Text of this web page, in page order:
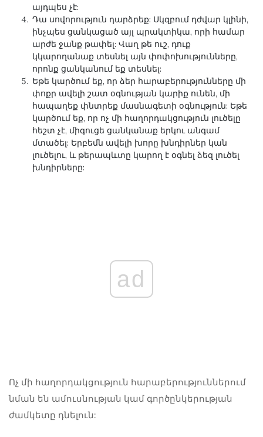
այդպես չէ:
Դա սովորություն դարձրեք: Սկզբում դժվար կլինի,
ինչպես ցանկացած այլ պրակտիկա, որի համար
արժե ջանք թափել: Վաղ թե ուշ, դուք
կկարողանաք տեսնել այն փոփոխությունները,
որոնք ցանկանում եք տեսնել:
Եթե ​​կարծում եք, որ ձեր հարաբերությունները մի
փոքր ավելի շատ օգնության կարիք ունեն, մի
հապաղեք փնտրեք մասնագետի օգնություն: Եթե ​​
կարծում եք, որ ոչ մի հաղորդակցություն լուծելը
հեշտ չէ, միգուցե ցանկանաք երկու անգամ
մտածել: Երբեմն ավելի խորը խնդիրներ կան
լուծելու, և թերապևտը կարող է օգնել ձեզ լուծել
խնդիրները:
ad
Ոչ մի հաղորդակցություն հարաբերություններում
նման են ամուսնության կամ գործընկերության
ժամկետը դնելուն: